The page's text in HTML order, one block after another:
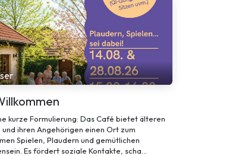
kurze Formulierung: Das Café bietet älteren
und ihren Angehörigen einen Ort zum
Spielen, Plaudern und gemütlichen
Es fördert soziale Kontakte, scha...